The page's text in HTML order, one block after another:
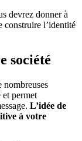
devrez donner à
construire l’identité
société
nombreuses
permet
L’idée de
à votre